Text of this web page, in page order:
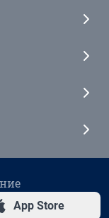
App Store